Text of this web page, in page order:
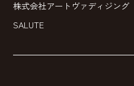
株式会社アートヴァディジング
SALUTE